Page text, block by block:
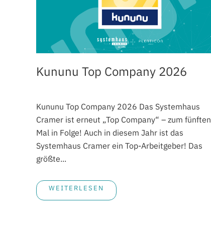
Kununu Top Company 2026
Kununu Top Company 2026 Das Systemhaus
Cramer ist erneut „Top Company“ – zum fünften
Mal in Folge! Auch in diesem Jahr ist das
Systemhaus Cramer ein Top-Arbeitgeber! Das
größte...
WEITERLESEN